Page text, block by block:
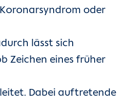
oder
lässt sich
Zeichen eines früher
Dabei auftretende